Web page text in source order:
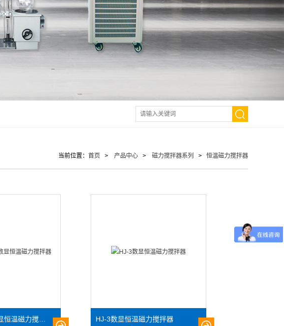
当前位置： 首页 > 产品中心 > 磁力搅拌器系列 > 恒温磁力搅拌器
HJ-3数显恒温磁力搅拌器